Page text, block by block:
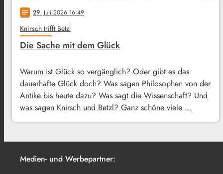
notes 29. Juli 2026 16:49
Knirsch trifft Betzl
Die Sache mit dem Glück
Warum ist Glück so vergänglich? Oder gibt es das
dauerhafte Glück doch? Was sagen Philosophen von der
Antike bis heute dazu? Was sagt die Wissenschaft? Und
was sagen Knirsch und Betzl? Ganz schöne viele …
Medien- und Werbepartner: